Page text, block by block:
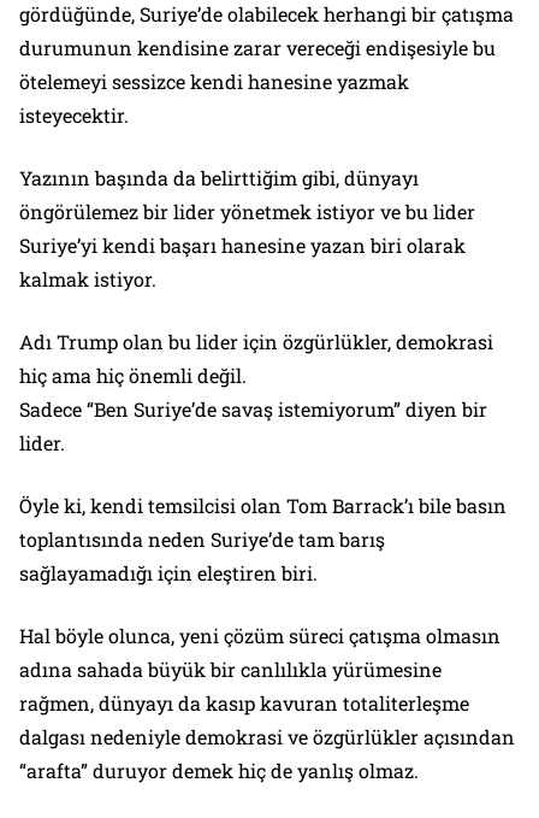
gördüğünde, Suriye’de olabilecek herhangi bir çatışma
durumunun kendisine zarar vereceği endişesiyle bu
ötelemeyi sessizce kendi hanesine yazmak
isteyecektir.
Yazının başında da belirttiğim gibi, dünyayı
öngörülemez bir lider yönetmek istiyor ve bu lider
Suriye’yi kendi başarı hanesine yazan biri olarak
kalmak istiyor.
Adı Trump olan bu lider için özgürlükler, demokrasi
hiç ama hiç önemli değil.
Sadece “Ben Suriye’de savaş istemiyorum” diyen bir
lider.
Öyle ki, kendi temsilcisi olan Tom Barrack’ı bile basın
toplantısında neden Suriye’de tam barış
sağlayamadığı için eleştiren biri.
Hal böyle olunca, yeni çözüm süreci çatışma olmasın
adına sahada büyük bir canlılıkla yürümesine
rağmen, dünyayı da kasıp kavuran totaliterleşme
dalgası nedeniyle demokrasi ve özgürlükler açısından
“arafta” duruyor demek hiç de yanlış olmaz.